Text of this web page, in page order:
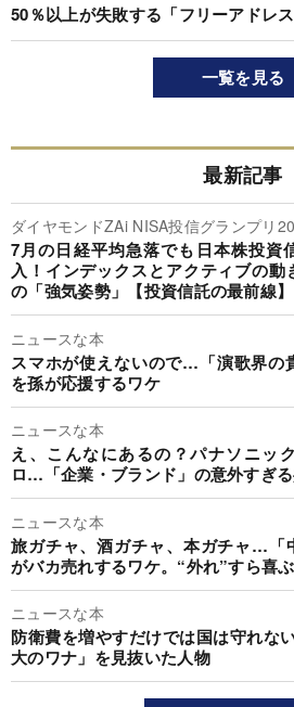
50％以上が失敗する「フリーアドレ
一覧を見る
最新記事
ダイヤモンドZAi NISA投信グランプリ
7月の日経平均急落でも日本株投資
入！インデックスとアクティブの
の「強気姿勢」【投資信託の最前線】
ニュースな本
スマホが使えないので…「演歌界の
を孫が応援するワケ
ニュースな本
え、こんなにあるの？パナソニッ
ロ…「企業・ブランド」の意外すぎ
ニュースな本
旅ガチャ、酒ガチャ、本ガチャ…「
がバカ売れするワケ。“外れ”すら喜
ニュースな本
防衛費を増やすだけでは国は守れな
大のワナ」を見抜いた人物